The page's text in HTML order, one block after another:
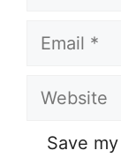
Email
Website
Save